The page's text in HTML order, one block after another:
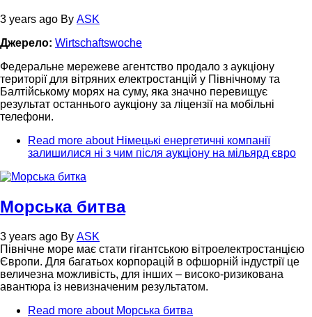
3 years ago By ASK
Джерело: Wirtschaftswoche
Федеральне мережеве агентство продало з аукціону
території для вітряних електростанцій у Північному та
Балтійському морях на суму, яка значно перевищує
результат останнього аукціону за ліцензії на мобільні
телефони.
Read more about Німецькі енергетичні компанії
залишилися ні з чим після аукціону на мільярд євро
Морська битва
3 years ago By ASK
Північне море має стати гігантською вітроелектростанцією
Європи. Для багатьох корпорацій в офшорній індустрії це
величезна можливість, для інших – високо-ризикована
авантюра із невизначеним результатом.
Read more about Морська битва